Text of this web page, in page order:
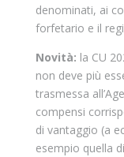
denominati, ai
forfetario e il
Novità: la CU
non deve più
trasmessa
compensi
di vantaggio (a
esempio quella